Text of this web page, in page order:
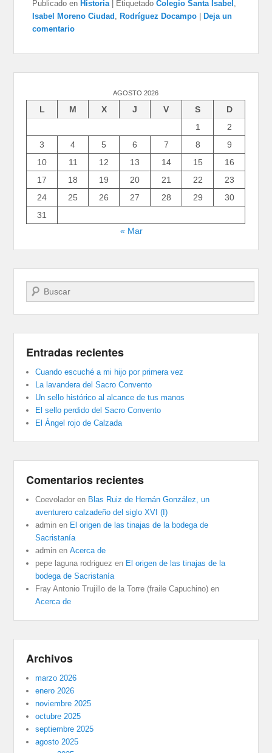
Publicado en Historia Etiquetado Colegio Santa Isabel ,
Isabel Moreno Ciudad , Rodríguez Docampo
Deja un
comentario
AGOSTO 2026
L M X J V S
D
1
2
3
4 5 6 7 8
9
10
11 12 13 14 15
16
17
18 19 20 21 22
23
24
25 26 27 28 29
30
31
« Mar
Buscar
Entradas recientes
Cuando escuché a mi hijo por primera vez
La lavandera del Sacro Convento
Un sello histórico al alcance de tus manos
El sello perdido del Sacro Convento
El Ángel rojo de Calzada
Comentarios recientes
Coevolador en Blas Ruiz de Hernán González, un
aventurero calzadeño del siglo XVI (I)
admin en El origen de las tinajas de la bodega de
Sacristanía
admin enAcerca de
pepe laguna rodriguez en El origen de las tinajas de la
bodega de Sacristanía
Fray Antonio Trujillo de la Torre (fraile Capuchino) en
Acerca de
Archivos
marzo 2026
enero 2026
noviembre 2025
octubre 2025
septiembre 2025
agosto 2025